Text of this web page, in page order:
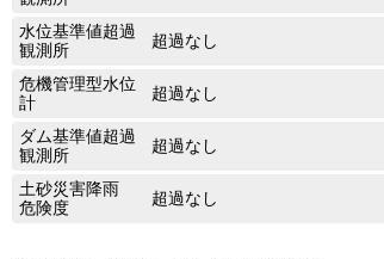
水位基準値超過
観測所
超過なし
危機管理型水位
計
超過なし
ダム基準値超過
観測所
超過なし
土砂災害降雨
危険度
超過なし